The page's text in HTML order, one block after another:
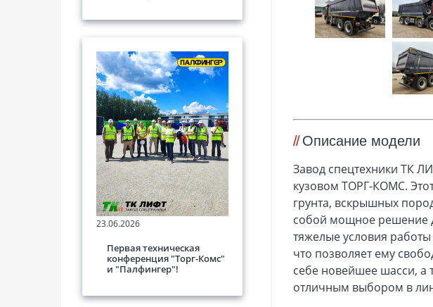
23.06.2026
Первая техническая
конференция "Торг-Комс"
и "Палфингер"!
Описание модели
Завод спецтехники ТК
кузовом ТОРГ-КОМС.
грунта, вскрышных
собой мощное решение
тяжелые условия работы
что позволяет ему
себе новейшее шасси, а
отличным выбором в